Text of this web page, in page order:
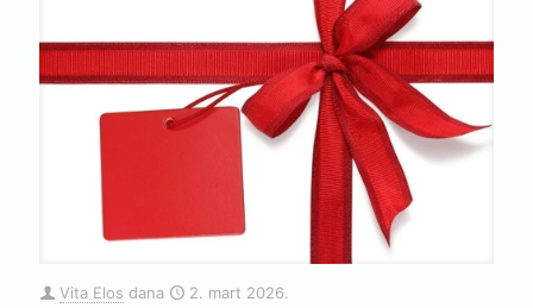
Vita Elos dana 2. mart 2026.